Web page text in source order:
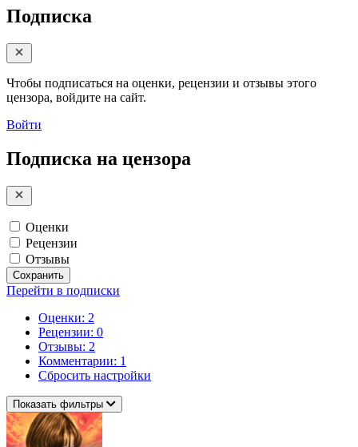
Подписка
Чтобы подписаться на оценки, рецензии и отзывы этого
цензора, войдите на сайт.
Войти
Подписка на цензора
Оценки
Рецензии
Отзывы
Сохранить
Перейти в подписки
Оценки: 2
Рецензии: 0
Отзывы: 2
Комментарии: 1
Сбросить настройки
Показать фильтры